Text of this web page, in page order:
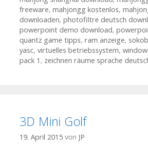
freeware, mahjongg kostenlos,
downloaden, photofiltre deutsch
powerpoint demo download,
quantz game tipps, ram anzeige,
yasc, virtuelles betriebssystem,
pack 1 , zeichnen räume sprache
3D Mini Golf
19. April 2015 von JP